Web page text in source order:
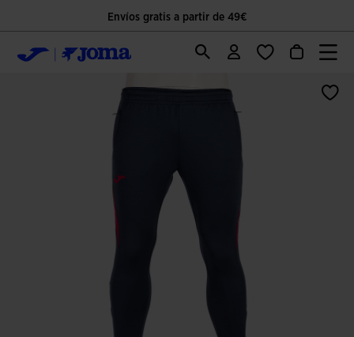
Envíos gratis a partir de 49€